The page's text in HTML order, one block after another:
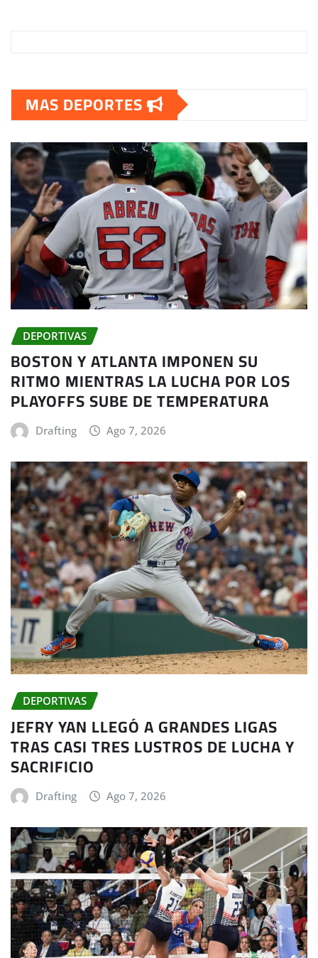
MAS DEPORTES
DEPORTIVAS
BOSTON Y ATLANTA IMPONEN SU
RITMO MIENTRAS LA LUCHA POR LOS
PLAYOFFS SUBE DE TEMPERATURA
Drafting Ago 7, 2026
DEPORTIVAS
JEFRY YAN LLEGÓ A GRANDES LIGAS
TRAS CASI TRES LUSTROS DE LUCHA Y
SACRIFICIO
Drafting Ago 7, 2026